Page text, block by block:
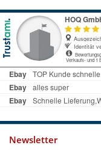
Newsletter